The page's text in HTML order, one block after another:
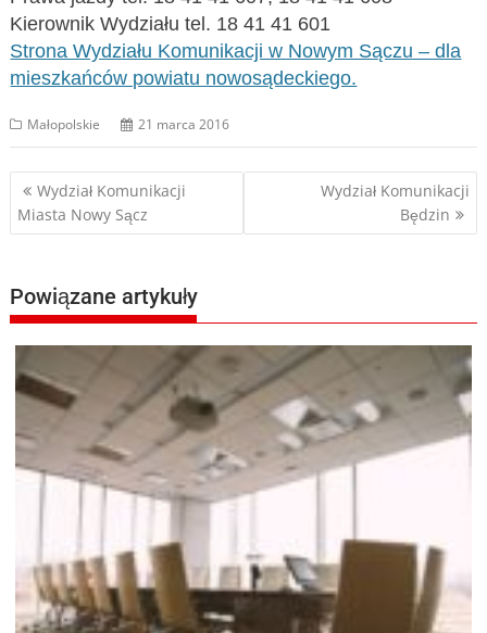
Kierownik Wydziału tel. 18 41 41 601
Strona Wydziału Komunikacji w Nowym Sączu – dla
mieszkańców powiatu nowosądeckiego.
Małopolskie 21 marca 2016
Nawigacja
wpisu
Wydział Komunikacji
Miasta Nowy Sącz
Wydział Komunikacji
Będzin
Powiązane artykuły